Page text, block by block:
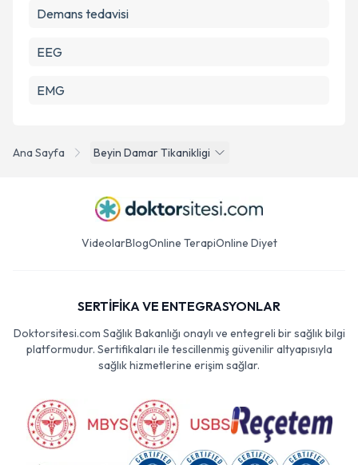
Ana Sayfa Beyin Damar Tikanikligi
Demans tedavisi
EEG
EMG
VideolarBlogOnline TerapiOnline Diyet
SERTİFİKA VE ENTEGRASYONLAR
Doktorsitesi.com Sağlık Bakanlığı onaylı ve entegreli bir sağlık bilgi
platformudur. Sertifikaları ile tescillenmiş güvenilir altyapısıyla
sağlık hizmetlerine erişim sağlar.